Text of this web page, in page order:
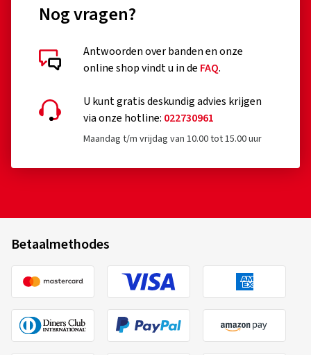
Gedetailleerde klantbeoordelingen
Björn F., Duitsland
Velgmaat in inch: 8,5x19 - ET 45 - LK 5x112
Kleur:PALLADIUM FRONT POLISH
Voertuigtype: Audi S3 Sportback (8V) Facelift
Nog vragen?
Antwoorden over banden en onze
online shop vindt u in de FAQ.
U kunt gratis deskundig advies krijgen
via onze hotline: 022730961
Maandag t/m vrijdag van 10.00 tot 15.00 uur
Betaalmethodes